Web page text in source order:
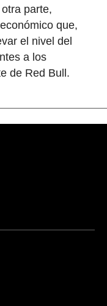
parte,
que,
el nivel del
a los
de Red Bull.